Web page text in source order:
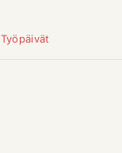
Työpäivät